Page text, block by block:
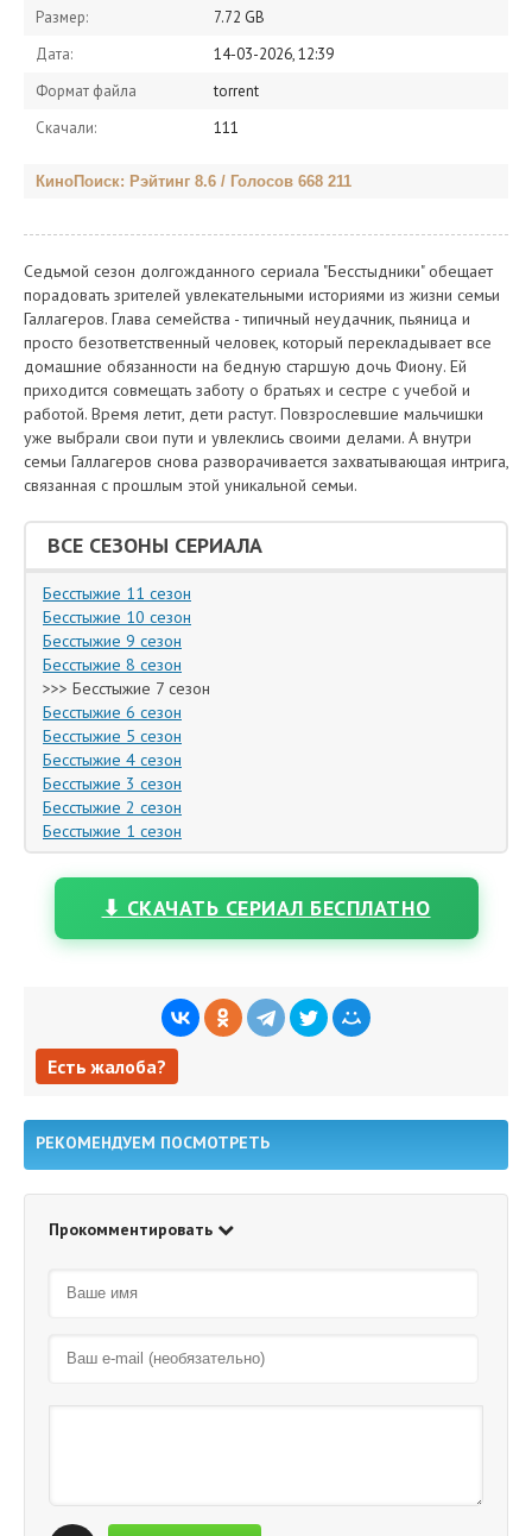
Размер:
7.72 GB
Дата:
14-03-2026, 12:39
Формат файла
torrent
Скачали:
111
КиноПоиск: Рэйтинг 8.6 / Голосов 668 211
Седьмой сезон долгожданного сериала "Бесстыдники" обещает
порадовать зрителей увлекательными историями из жизни семьи
Галлагеров. Глава семейства - типичный неудачник, пьяница и
просто безответственный человек, который перекладывает все
домашние обязанности на бедную старшую дочь Фиону. Ей
приходится совмещать заботу о братьях и сестре с учебой и
работой. Время летит, дети растут. Повзрослевшие мальчишки
уже выбрали свои пути и увлеклись своими делами. А внутри
семьи Галлагеров снова разворачивается захватывающая интрига,
связанная с прошлым этой уникальной семьи.
ВСЕ СЕЗОНЫ СЕРИАЛА
Бесстыжие 11 сезон
Бесстыжие 10 сезон
Бесстыжие 9 сезон
Бесстыжие 8 сезон
>>> Бесстыжие 7 сезон
Бесстыжие 6 сезон
Бесстыжие 5 сезон
Бесстыжие 4 сезон
Бесстыжие 3 сезон
Бесстыжие 2 сезон
Бесстыжие 1 сезон
⬇ СКАЧАТЬ СЕРИАЛ БЕСПЛАТНО
Есть жалоба?
РЕКОМЕНДУЕМ ПОСМОТРЕТЬ
Прокомментировать